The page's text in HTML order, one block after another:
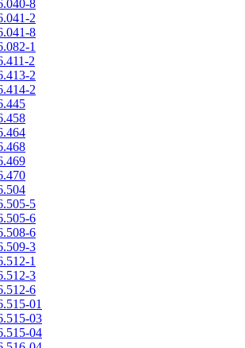
8
2
8
1
2
2
2
5
6
6
3
1
3
6
01
03
04